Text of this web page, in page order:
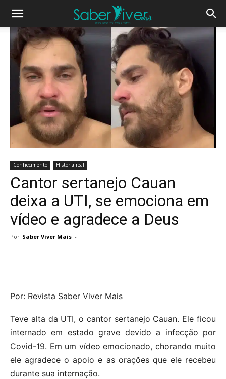
Conhecimento História real
Cantor sertanejo Cauan
deixa a UTI, se emociona em
vídeo e agradece a Deus
Por Saber Viver Mais -
Por: Revista Saber Viver Mais
Teve alta da UTI, o cantor sertanejo Cauan. Ele ficou
internado em estado grave devido a infecção por
Covid-19. Em um vídeo emocionado, chorando muito
ele agradece o apoio e as orações que ele recebeu
durante sua internação.